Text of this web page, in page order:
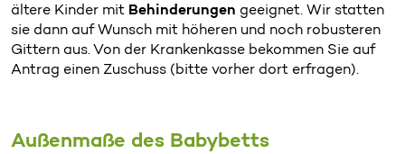
ältere Kinder mit Behinderungen geeignet. Wir statten
sie dann auf Wunsch mit höheren und noch robusteren
Gittern aus. Von der Krankenkasse bekommen Sie auf
Antrag einen Zuschuss (bitte vorher dort erfragen).
Außenmaße des Babybetts